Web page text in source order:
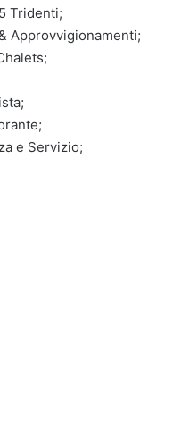
Tridenti;
Approvvigionamenti;
e Servizio;